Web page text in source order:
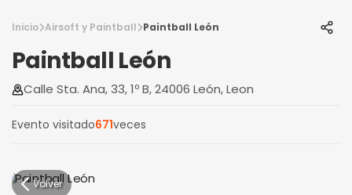
Inicio Airsoft y Paintball Paintball León
Paintball León
Calle Sta. Ana, 33, 1º B, 24006 León, Leon
Evento visitado671veces
Volver